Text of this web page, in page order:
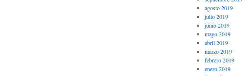
agosto 2019
julio 2019
junio 2019
mayo 2019
abril 2019
marzo 2019
febrero 2019
enero 2019